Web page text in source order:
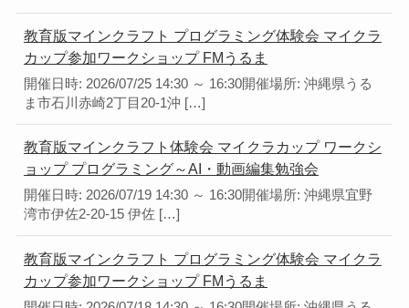
教育版マインクラフト プログラミング体験会 マイクラ
カップ参加ワークショップ FMうるま
開催日時: 2026/07/25 14:30 ～ 16:30開催場所: 沖縄県うる
ま市石川赤崎2丁目20-1沖 […]
教育版マインクラフト体験会 マイクラカップ ワークシ
ョップ プログラミング～AI・動画編集勉強会
開催日時: 2026/07/19 14:30 ～ 16:30開催場所: 沖縄県宜野
湾市伊佐2-20-15 伊佐 […]
教育版マインクラフト プログラミング体験会 マイクラ
カップ参加ワークショップ FMうるま